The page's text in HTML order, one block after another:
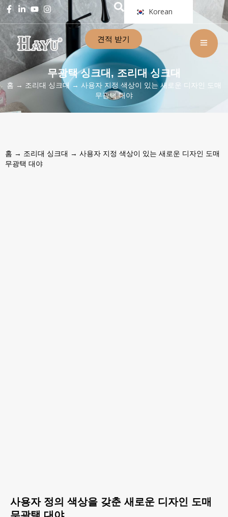
Korean
견적 받기
무광택 싱크대, 조리대 싱크대
홈 → 조리대 싱크대→ 사용자 지정 색상이 있는 새로운 디자인 도매
무광택 대야
홈 → 조리대 싱크대 → 사용자 지정 색상이 있는 새로운 디자인 도매
무광택 대야
사용자 정의 색상을 갖춘 새로운 디자인 도매